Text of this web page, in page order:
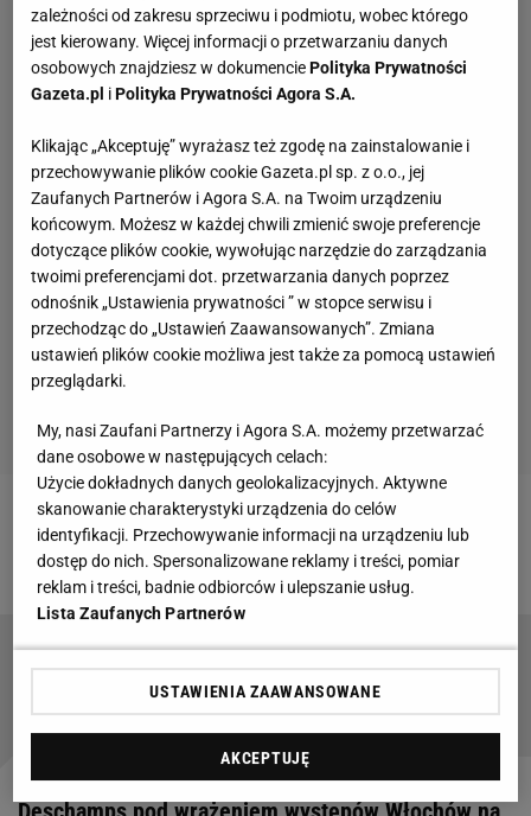
Zobacz wideoDuńczycy też zmienili trenera przed
Euro 2020. Tak to się właśnie robi
"Skandal". Anglicy odpowiadają
zależności od zakresu sprzeciwu i podmiotu, wobec którego
jest kierowany. Więcej informacji o przetwarzaniu danych
osobowych znajdziesz w dokumenciePolityka Prywatności
Gazeta.pl iPolityka Prywatności Agora S.A.
Klikając „Akceptuję” wyrażasz też zgodę na zainstalowanie i
przechowywanie plików cookie Gazeta.pl sp. z o.o., jej
Zaufanych Partnerów i Agora S.A. na Twoim urządzeniu
końcowym. Możesz w każdej chwili zmienić swoje preferencje
dotyczące plików cookie, wywołując narzędzie do zarządzania
twoimi preferencjami dot. przetwarzania danych poprzez
odnośnik „Ustawienia prywatności ” w stopce serwisu i
przechodząc do „Ustawień Zaawansowanych”. Zmiana
ustawień plików cookie możliwa jest także za pomocą ustawień
przeglądarki.
My, nasi Zaufani Partnerzy i Agora S.A. możemy przetwarzać
dane osobowe w następujących celach:
Użycie dokładnych danych geolokalizacyjnych. Aktywne
skanowanie charakterystyki urządzenia do celów
identyfikacji. Przechowywanie informacji na urządzeniu lub
dostęp do nich. Spersonalizowane reklamy i treści, pomiar
reklam i treści, badnie odbiorców i ulepszanie usług.
Lista Zaufanych Partnerów
USTAWIENIA ZAAWANSOWANE
AKCEPTUJĘ